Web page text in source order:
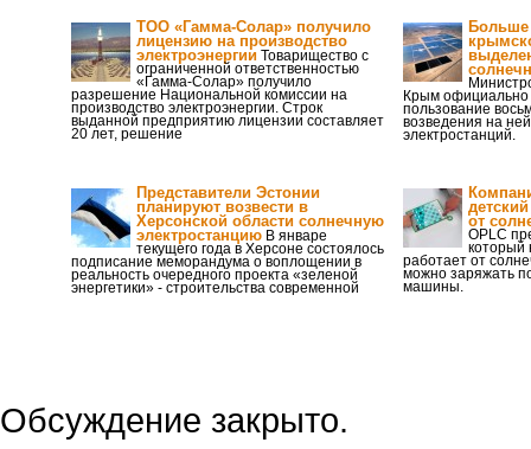
ТОО «Гамма-Солар» получило
лицензию на производство
электроэнергии Товарищество с
ограниченной ответственностью
«Гамма-Солар» получило
разрешение Национальной комиссии на
производство электроэнергии. Строк
выданной предприятию лицензии составляет
20 лет, решение
Больше
Крым официально
пользование
возведения на
электростанций.
Представители Эстонии
планируют возвести в
Херсонской области солнечную
электростанцию В январе
текущего года в Херсоне состоялось
подписание меморандума о воплощении в
реальность очередного проекта «зеленой
энергетики» - строительства современной
от
OPLC
который
работает от
можно заряжать
машины.
Обсуждение закрыто.